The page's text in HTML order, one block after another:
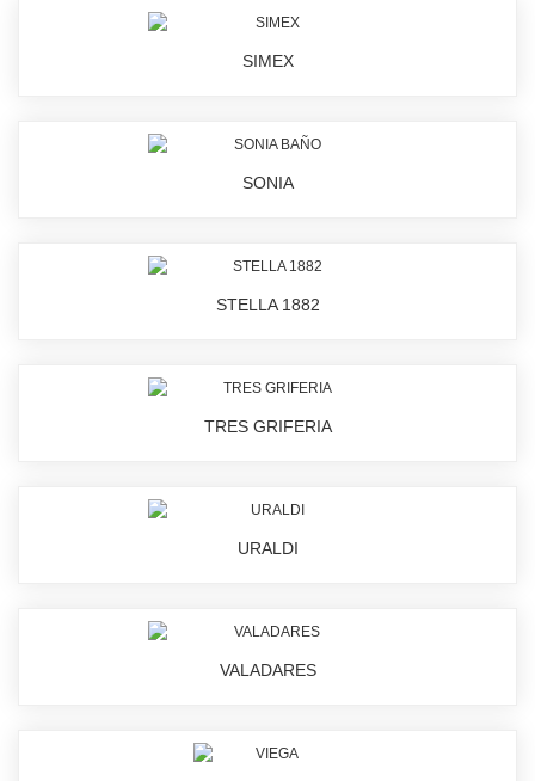
SIMEX
SONIA
STELLA 1882
TRES GRIFERIA
URALDI
VALADARES